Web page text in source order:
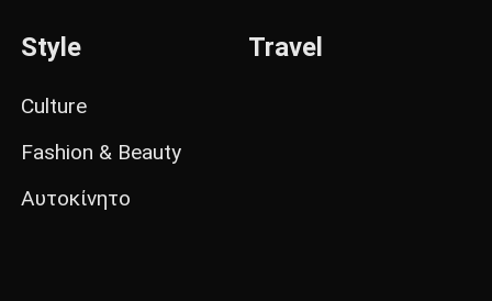
Style
Culture
Fashion & Beauty
Αυτοκίνητο
Travel